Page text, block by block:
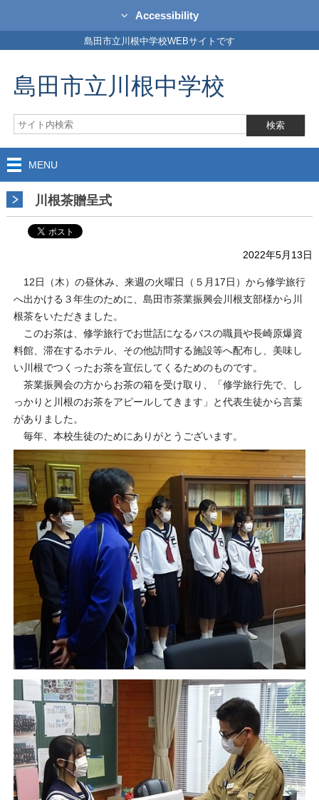
Accessibility
島田市立川根中学校WEBサイトです
島田市立川根中学校
MENU
川根茶贈呈式
2022年5月13日
12日（木）の昼休み、来週の火曜日（５月17日）から修学旅行
へ出かける３年生のために、島田市茶業振興会川根支部様から川
根茶をいただきました。
このお茶は、修学旅行でお世話になるバスの職員や長崎原爆資
料館、滞在するホテル、その他訪問する施設等へ配布し、美味し
い川根でつくったお茶を宣伝してくるためのものです。
茶業振興会の方からお茶の箱を受け取り、「修学旅行先で、し
っかりと川根のお茶をアピールしてきます」と代表生徒から言葉
がありました。
毎年、本校生徒のためにありがとうございます。